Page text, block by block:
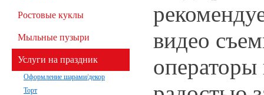
видео
Ростовые куклы
Мыльные пузыри
Услуги на праздник
Оформление шарами/декор
Торт